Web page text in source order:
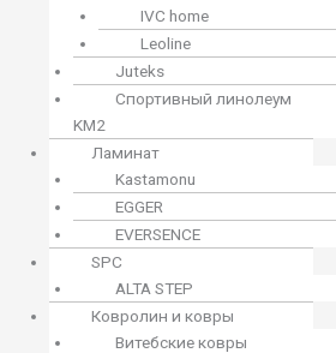
IVC home
Leoline
Juteks
Спортивный линолеум
KM2
Ламинат
Kastamonu
EGGER
EVERSENCE
SPC
ALTA STEP
Ковролин и ковры
Витебские ковры